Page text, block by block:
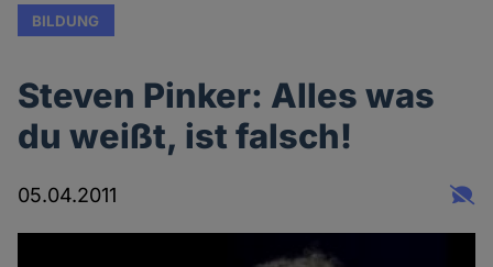
BILDUNG
Steven Pinker: Alles was
du weißt, ist falsch!
05.04.2011